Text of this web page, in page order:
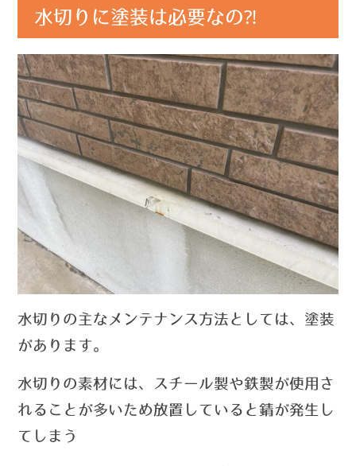
水切りに塗装は必要なの⁈
水切りの主なメンテナンス方法としては、塗装
があります。
水切りの素材には、スチール製や鉄製が使用さ
れることが多いため放置していると錆が発生し
てしまう